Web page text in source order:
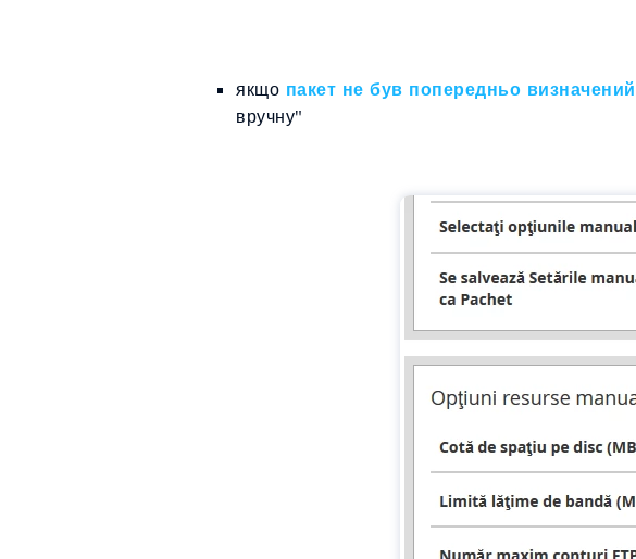
якщо пакет не був попередньо визначений
вручну"